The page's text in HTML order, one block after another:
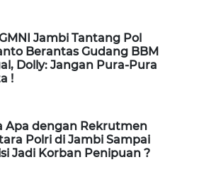
Jambi Tantang Pol
Berantas Gudang BBM
Dolly: Jangan Pura-Pura
!
Apa dengan Rekrutmen
Polri di Jambi Sampai
Jadi Korban Penipuan ?